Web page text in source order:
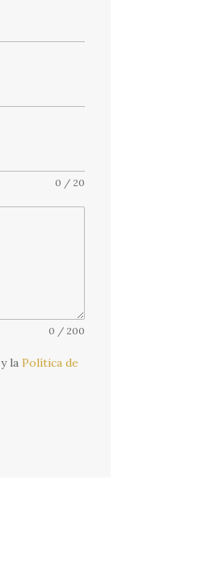
0 / 20
0 / 200
y la Política de